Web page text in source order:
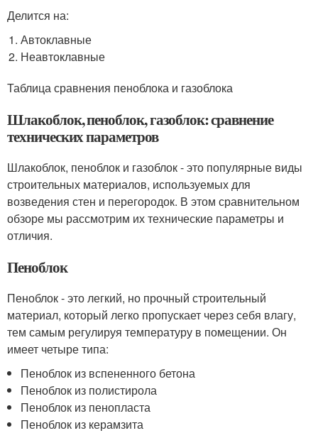
Делится на:
Автоклавные
Неавтоклавные
Таблица сравнения пеноблока и газоблока
Шлакоблок, пеноблок, газоблок: сравнение
технических параметров
Шлакоблок, пеноблок и газоблок - это популярные виды
строительных материалов, используемых для
возведения стен и перегородок. В этом сравнительном
обзоре мы рассмотрим их технические параметры и
отличия.
Пеноблок
Пеноблок - это легкий, но прочный строительный
материал, который легко пропускает через себя влагу,
тем самым регулируя температуру в помещении. Он
имеет четыре типа:
Пеноблок из вспененного бетона
Пеноблок из полистирола
Пеноблок из пенопласта
Пеноблок из керамзита